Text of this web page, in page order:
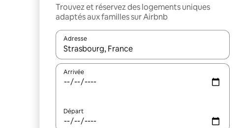
Trouvez et réservez des logements uniques
adaptés aux familles sur Airbnb
Adresse
Lorsque les résultats s'affichent, utilisez les flèches
Arrivée
Départ